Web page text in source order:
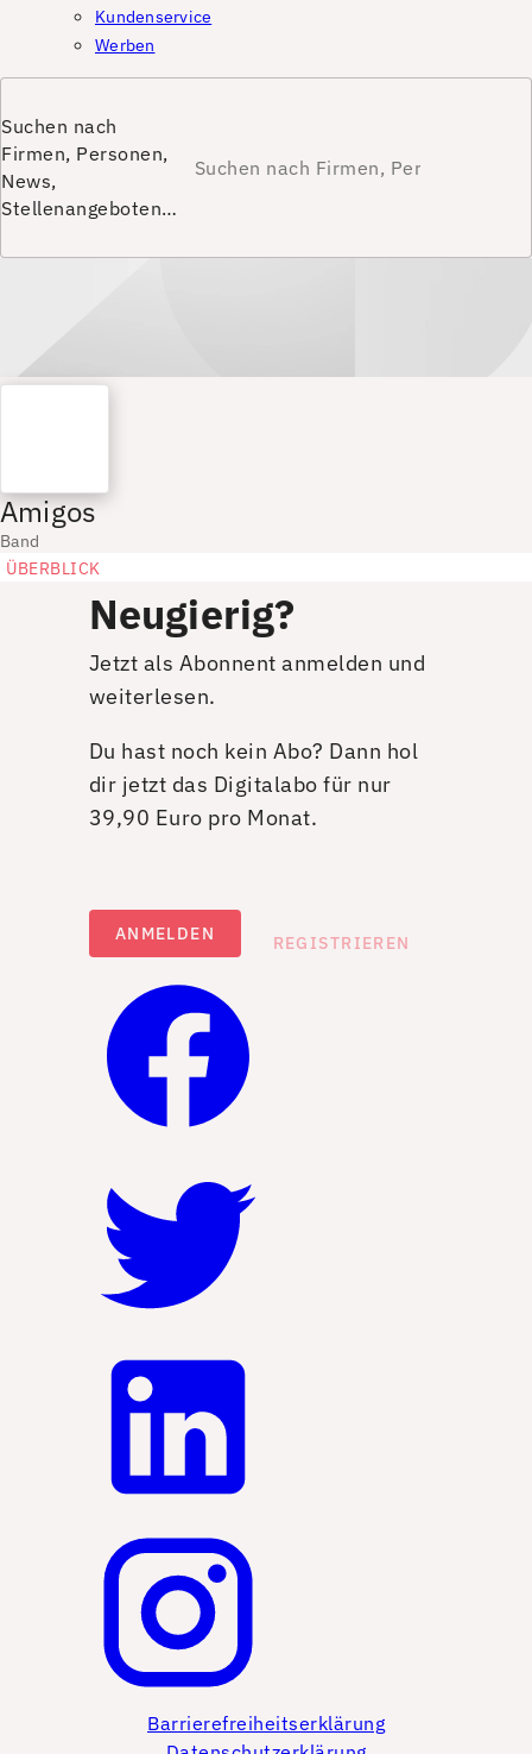
Kundenservice
Werben
Suchen nach
Firmen, Personen,
News,
Stellenangeboten…
Amigos
Band
ÜBERBLICK
Neugierig?
Jetzt als Abonnent anmelden und
weiterlesen.
Du hast noch kein Abo? Dann hol
dir jetzt das Digitalabo für nur
39,90 Euro pro Monat.
ANMELDEN REGISTRIEREN
Barrierefreiheitserklärung